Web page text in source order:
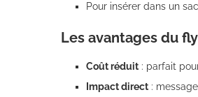
Pour insérer dans un
Les avantages du
Coût réduit : parfait
Impact direct :